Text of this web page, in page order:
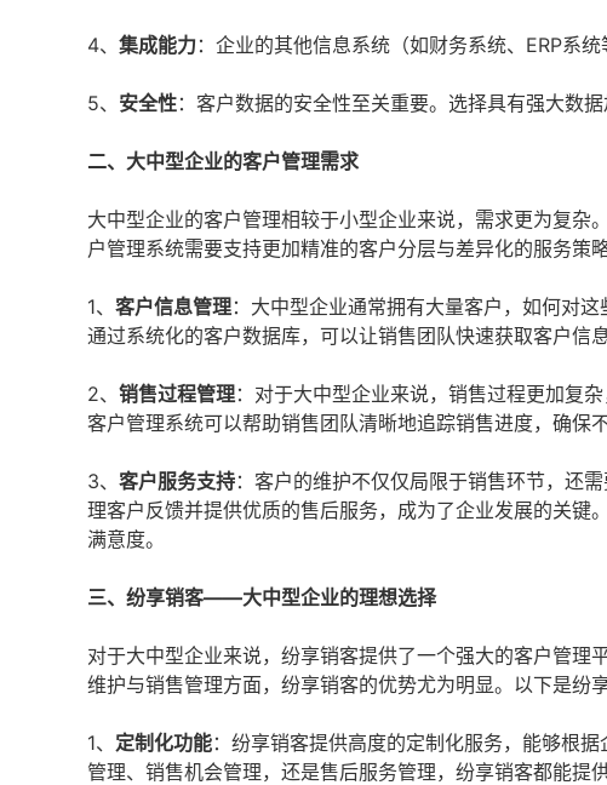
4、 集成能力：企业的其他信息系统（如财务系统、ERP系
5、 安全性：客户数据的安全性至关重要。选择具有强大数
二、大中型企业的客户管理需求
大中型企业的客户管理相较于小型企业来说，需求更为复
户管理系统需要支持更加精准的客户分层与差异化的服务策
1、 客户信息管理：大中型企业通常拥有大量客户，如何对
通过系统化的客户数据库，可以让销售团队快速获取客户信
2、 销售过程管理：对于大中型企业来说，销售过程更加复
客户管理系统可以帮助销售团队清晰地追踪销售进度，确保
3、 客户服务支持：客户的维护不仅仅局限于销售环节，还
理客户反馈并提供优质的售后服务，成为了企业发展的关键
满意度。
三、纷享销客——大中型企业的理想选择
对于大中型企业来说，纷享销客提供了一个强大的客户管
维护与销售管理方面，纷享销客的优势尤为明显。以下是纷
1、 定制化功能：纷享销客提供高度的定制化服务，能够根
管理、销售机会管理，还是售后服务管理，纷享销客都能提